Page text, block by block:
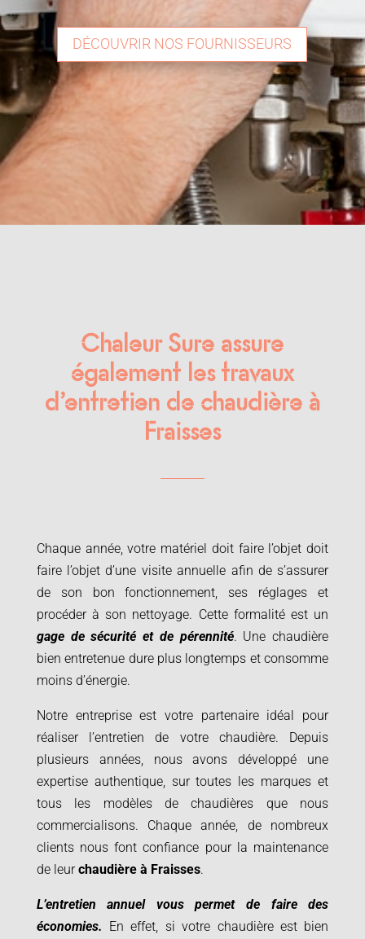
DÉCOUVRIR NOS FOURNISSEURS
Chaleur Sure assure
également les travaux
d’entretien de chaudière à
Fraisses
Chaque année, votre matériel doit faire l’objet doit
faire l’objet d’une visite annuelle afin de s’assurer
de son bon fonctionnement, ses réglages et
procéder à son nettoyage. Cette formalité est un
gage de sécurité et de pérennité. Une chaudière
bien entretenue dure plus longtemps et consomme
moins d’énergie.
Notre entreprise est votre partenaire idéal pour
réaliser l’entretien de votre chaudière. Depuis
plusieurs années, nous avons développé une
expertise authentique, sur toutes les marques et
tous les modèles de chaudières que nous
commercialisons. Chaque année, de nombreux
clients nous font confiance pour la maintenance
de leurchaudière à Fraisses.
L’entretien annuel vous permet de faire des
économies. En effet, si votre chaudière est bien